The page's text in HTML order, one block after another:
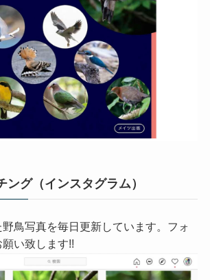
ング（インスタグラム）
鳥写真を毎日更新しています。フォ
い致します!!